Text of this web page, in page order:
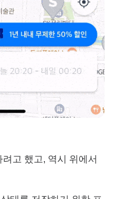
려고 했고, 역시 위에서